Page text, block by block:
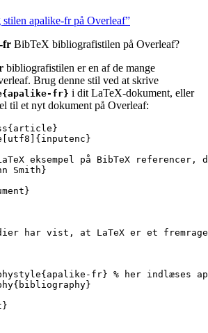
apalike-fr på Overleaf”
fr BibTeX bibliografistilen på Overleaf?
bibliografistilen er en af de mange
Brug denne stil ved at skrive
fr} i dit LaTeX-dokument, eller
til et nyt dokument på Overleaf:
{ article }
utf8 ]{ inputenc }
eksempel på BibTeX
Smith}
}
har vist, at LaTeX er et
{apalike-fr} % her indlæses
{bibliography}
}